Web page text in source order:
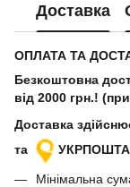
Доставка
ОПЛАТА ТА
Безкоштовна
від 2000 грн.!
Доставка
та
УКРПОШТА
Мінімальна